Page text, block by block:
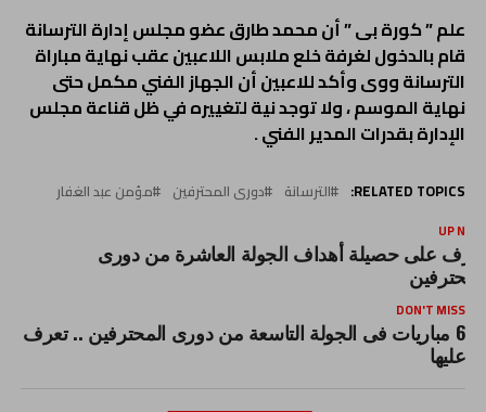
علم ” كورة بى ” أن محمد طارق عضو مجلس إدارة الترسانة
قام بالدخول لغرفة خلع ملابس اللاعبين عقب نهاية مباراة
الترسانة ووى وأكد للاعبين أن الجهاز الفني مكمل حتى
نهاية الموسم ، ولا توجد نية لتغييره في ظل قناعة مجلس
الإدارة بقدرات المدير الفني .
RELATED TOPICS: الترسانة دورى المحترفين مؤمن عبد الغفار
UP
على حصيلة أهداف الجولة العاشرة من دورى
DON'T MISS
6 مباريات فى الجولة التاسعة من دورى المحترفين .. تعرف
عليها